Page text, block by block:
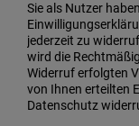
Sie als Nutzer
jederzeit zu
wird die
Widerruf erfolgten
von Ihnen erteilten
Datenschutz